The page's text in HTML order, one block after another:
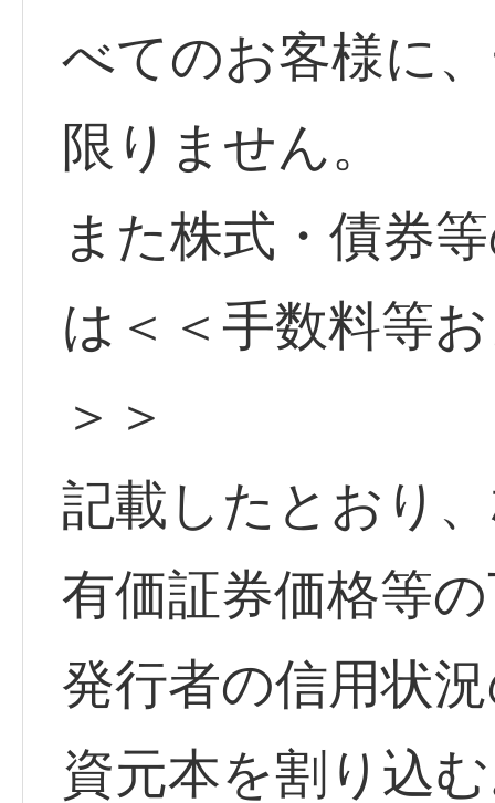
べてのお客様に
限りません。
また株式・債券
は＜＜手数料等
＞＞
記載したとおり
有価証券価格等
発行者の信用状
資元本を割り込